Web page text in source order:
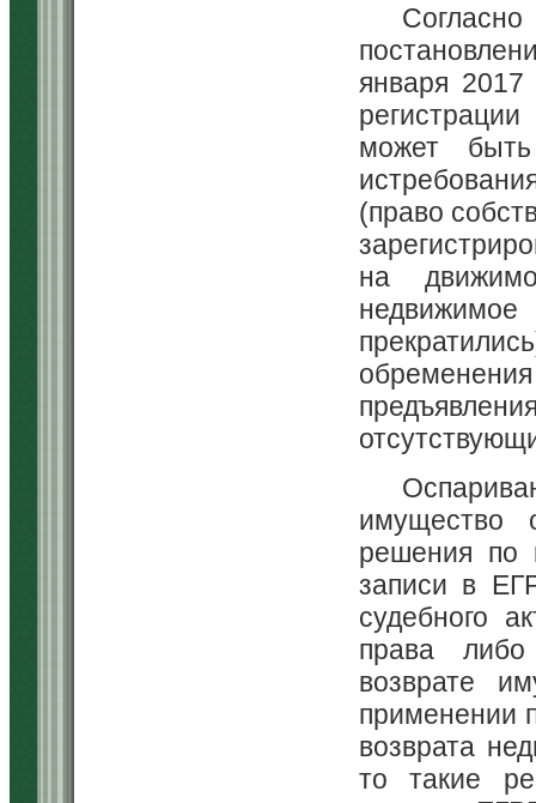
января 2017
может
(право
на
имущество
решения по
записи в
судебного
права
возврате
применении
возврата
то такие